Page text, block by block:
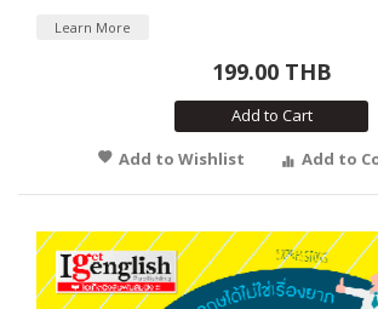
Learn More
199.00 THB
Add to Cart
Add to Wishlist
Add to